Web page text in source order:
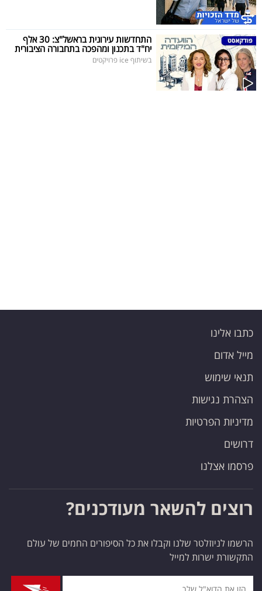
פודקאסט
40
UNDER
40
פרסמו
באייס
עקבו
אחרינו:
התחדשות עירונית בראשל"צ: 30 אלף
יח"ד בתכנון ומהפכה בתחבורה הציבורית
בשיתוף ice פרויקטים
כתבו אלינו
מייל אדום
תנאי שימוש
הצהרת נגישות
מדיניות הפרטיות
דרושים
פרסמו אצלנו
רוצים להשאר מעודכנים?
הרשמו לניוזלטר שלנו וקבלו את כל הסיפורים החמים של עולם
התקשורת ישרות למייל